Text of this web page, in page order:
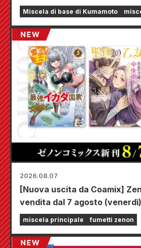
di Kumamoto del 2026.
Miscela di base di Kumamoto
2026.08.07
[Nuova uscita da Coamix]
vendita dal 7 agosto
miscela principale fumetti zenon